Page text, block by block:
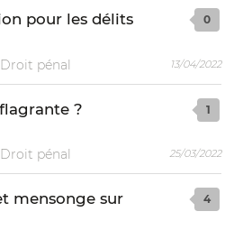
pour les délits
Droit pénal
0
13/04/2022
?
Droit pénal
1
25/03/2022
mensonge sur
4